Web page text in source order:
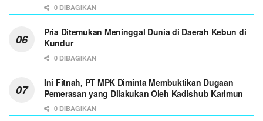
0 DIBAGIKAN
Pria Ditemukan Meninggal Dunia di Daerah Kebun di
Kundur
0 DIBAGIKAN
Ini Fitnah, PT MPK Diminta Membuktikan Dugaan
Pemerasan yang Dilakukan Oleh Kadishub Karimun
0 DIBAGIKAN